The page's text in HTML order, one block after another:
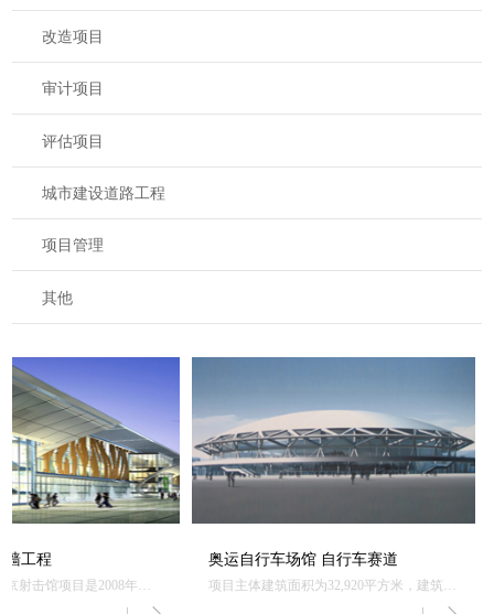
改造项目
审计项目
评估项目
城市建设道路工程
项目管理
其他
墙工程
京射击馆项目是2008年奥
的项目，是集训练与比
奥运自行车场馆 自行车赛道
项目主体建筑面积为32,920平方米，建筑包
括250米木质自行车比赛专用赛道，6000个